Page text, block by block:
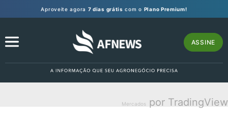
Aproveite agora 7 dias grátis com o Plano Premium!
ASSINE
Mercados por TradingView